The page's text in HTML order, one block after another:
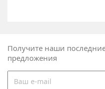
Получите наши
предложения